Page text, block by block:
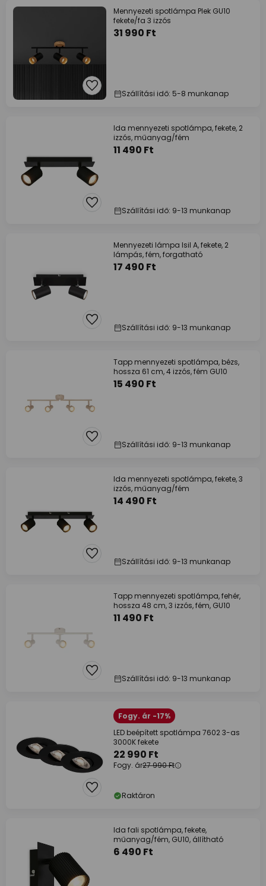
Mennyezeti spotlámpa Plek GU10
fekete/fa 3 izzós
31 990 Ft
Szállítási idő: 5-8 munkanap
Ida mennyezeti spotlámpa, fekete, 2
izzós, műanyag/fém
11 490 Ft
Szállítási idő: 9-13 munkanap
Mennyezeti lámpa Isil A, fekete, 2
lámpás, fém, forgatható
17 490 Ft
Szállítási idő: 9-13 munkanap
Tapp mennyezeti spotlámpa, bézs,
hossza 61 cm, 4 izzós, fém GU10
15 490 Ft
Szállítási idő: 9-13 munkanap
Ida mennyezeti spotlámpa, fekete, 3
izzós, műanyag/fém
14 490 Ft
Szállítási idő: 9-13 munkanap
Tapp mennyezeti spotlámpa, fehér,
hossza 48 cm, 3 izzós, fém, GU10
11 490 Ft
Szállítási idő: 9-13 munkanap
Fogy. ár -17%
LED beépített spotlámpa 7602 3-as
3000K fekete
22 990 Ft
Fogy. ár27 990 Ft
Raktáron
Ida fali spotlámpa, fekete,
műanyag/fém, GU10, állítható
6 490 Ft